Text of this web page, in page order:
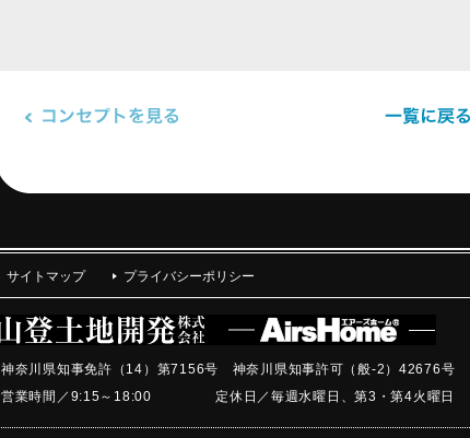
サイトマップ プライバシーポリシー
神奈川県知事免許（14）第7156号 神奈川県知事許可（般-2）42676号
営業時間／9:15～18:00 定休日／毎週水曜日、第3・第4火曜日